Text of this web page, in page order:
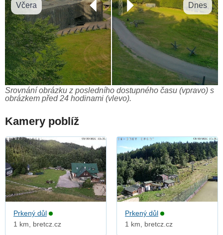
Včera Dnes
Srovnání obrázku z posledního dostupného času (vpravo) s
obrázkem před 24 hodinami (vlevo).
Kamery poblíž
Prkený důl
1 km, bretcz.cz
Prkený důl
1 km, bretcz.cz